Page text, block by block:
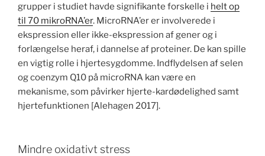
grupper i studiet havde signifikante forskelle i helt op
til 70 mikroRNA’er. MicroRNA’er er involverede i
ekspression eller ikke-ekspression af gener og i
forlængelse heraf, i dannelse af proteiner. De kan spille
en vigtig rolle i hjertesygdomme. Indflydelsen af selen
og coenzym Q10 på microRNA kan være en
mekanisme, som påvirker hjerte-kardødelighed samt
hjertefunktionen [Alehagen 2017].
Mindre oxidativt stress